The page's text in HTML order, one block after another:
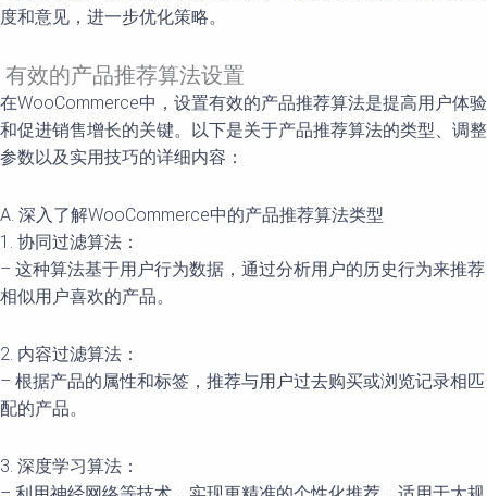
度和意见，进一步优化策略。
有效的产品推荐算法设置
在WooCommerce中，设置有效的产品推荐算法是提高用户体验
和促进销售增长的关键。以下是关于产品推荐算法的类型、调整
参数以及实用技巧的详细内容：
A. 深入了解WooCommerce中的产品推荐算法类型
1. 协同过滤算法：
– 这种算法基于用户行为数据，通过分析用户的历史行为来推荐
相似用户喜欢的产品。
2. 内容过滤算法：
– 根据产品的属性和标签，推荐与用户过去购买或浏览记录相匹
配的产品。
3. 深度学习算法：